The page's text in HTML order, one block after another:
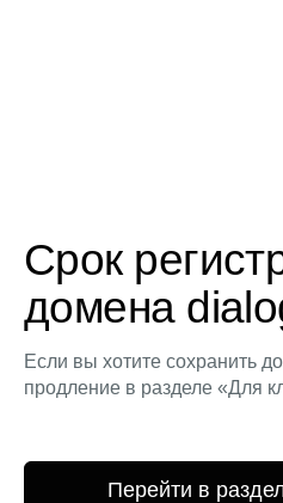
Срок
домена
Если вы хотите сохранить
продление в разделе «Для
Перейти в